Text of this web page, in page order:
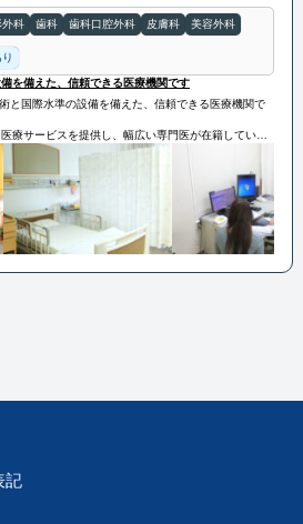
外科 歯科 歯科口腔外科 皮膚科 美容外科
を備えた、信頼できる医療機関です
と国際水準の設備を備えた、信頼できる医療機関で
療サービスを提供し、幅広い専門医が在籍していま
、質の高い医療を提供することに注力しています。
に応えるとともに、国内外からの患者にも積極的に
記